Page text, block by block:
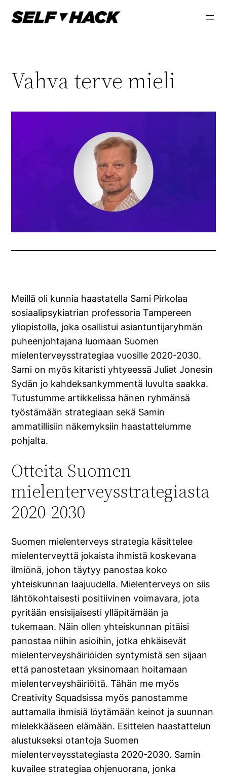
Vahva terve mieli
Meillä oli kunnia haastatella Sami Pirkolaa
sosiaalipsykiatrian professoria Tampereen
yliopistolla, joka osallistui asiantuntijaryhmän
puheenjohtajana luomaan Suomen
mielenterveysstrategiaa vuosille 2020-2030.
Sami on myös kitaristi yhtyeessä Juliet Jonesin
Sydän jo kahdeksankymmentä luvulta saakka.
Tutustumme artikkelissa hänen ryhmänsä
työstämään strategiaan sekä Samin
ammatillisiin näkemyksiin haastattelumme
pohjalta.
Otteita Suomen
mielenterveysstrategiasta
2020-2030
Suomen mielenterveys strategia käsittelee
mielenterveyttä jokaista ihmistä koskevana
ilmiönä, johon täytyy panostaa koko
yhteiskunnan laajuudella. Mielenterveys on siis
lähtökohtaisesti positiivinen voimavara, jota
pyritään ensisijaisesti ylläpitämään ja
tukemaan. Näin ollen yhteiskunnan pitäisi
panostaa niihin asioihin, jotka ehkäisevät
mielenterveyshäiriöiden syntymistä sen sijaan
että panostetaan yksinomaan hoitamaan
mielenterveyshäiriöitä. Tähän me myös
Creativity Squadsissa myös panostamme
auttamalla ihmisiä löytämään keinot ja suunnan
mielekkääseen elämään. Esittelen haastattelun
alustukseksi otantoja Suomen
mielenterveysstategiasta 2020-2030. Samin
kuvailee strategiaa ohjenuorana, jonka